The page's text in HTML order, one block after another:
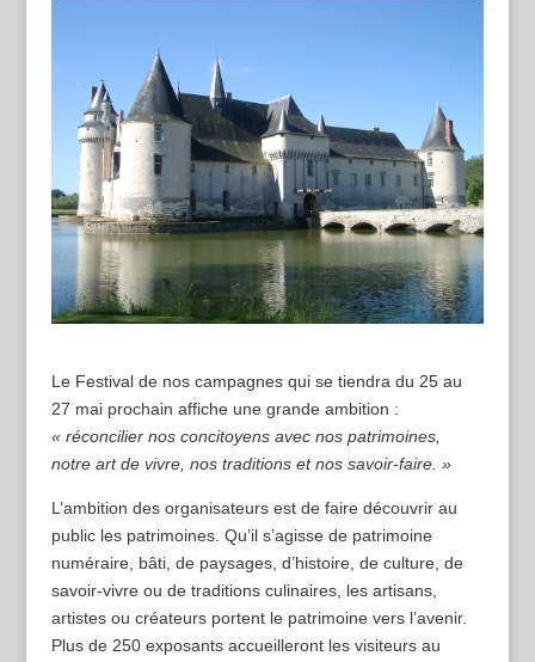
Le Festival de nos campagnes qui se tiendra du 25 au
27 mai prochain affiche une grande ambition :
« réconcilier nos concitoyens avec nos patrimoines,
notre art de vivre, nos traditions et nos savoir-faire. »
L’ambition des organisateurs est de faire découvrir au
public les patrimoines. Qu’il s’agisse de patrimoine
numéraire, bâti, de paysages, d’histoire, de culture, de
savoir-vivre ou de traditions culinaires, les artisans,
artistes ou créateurs portent le patrimoine vers l’avenir.
Plus de 250 exposants accueilleront les visiteurs au